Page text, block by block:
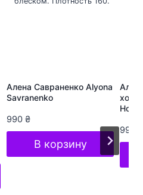
Алена Савраненко Alyona
Savranenko
990 ₴
В корзину
хоп
Hop
990